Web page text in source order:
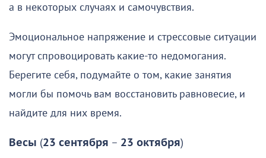
а в некоторых случаях и самочувствия.
Эмоциональное напряжение и стрессовые ситуации
могут спровоцировать какие-то недомогания.
Берегите себя, подумайте о том, какие занятия
могли бы помочь вам восстановить равновесие, и
найдите для них время.
Весы (23 сентября – 23 октября)